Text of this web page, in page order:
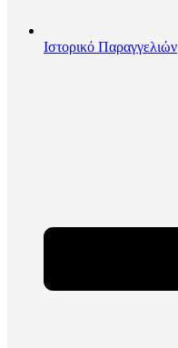
Ιστορικό Παραγγελιών